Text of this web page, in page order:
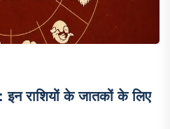
राशियों के जातकों के लिए